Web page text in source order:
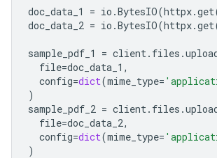
doc_data_1 = io .BytesIO(httpx.get
doc_data_2 = io .BytesIO(httpx.get
sample_pdf_1 = client. files .
file=doc_data_1 ,
config=dict(mime_type=
)
sample_pdf_2 = client. files .
file=doc_data_2,
config=dict(mime_type=
)